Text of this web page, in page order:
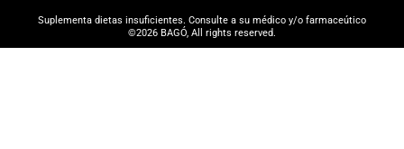
Suplementa dietas insuficientes. Consulte a su médico y/o farmaceútico
©2026 BAGÓ, All rights reserved.